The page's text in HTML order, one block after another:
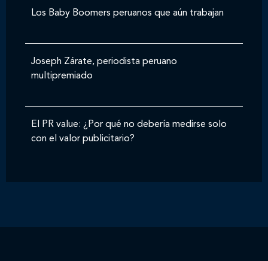
Los Baby Boomers peruanos que aún trabajan
Joseph Zárate, periodista peruano
multipremiado
El PR value: ¿Por qué no debería medirse solo
con el valor publicitario?